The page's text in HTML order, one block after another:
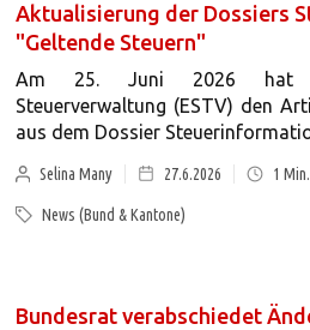
Aktualisierung der Dossiers
"Geltende Steuern"
Am 25. Juni 2026 hat
Steuerverwaltung (ESTV) den
aus dem Dossier
Selina Many 27.6.2026 1
News (Bund & Kantone)
Bundesrat verabschiedet